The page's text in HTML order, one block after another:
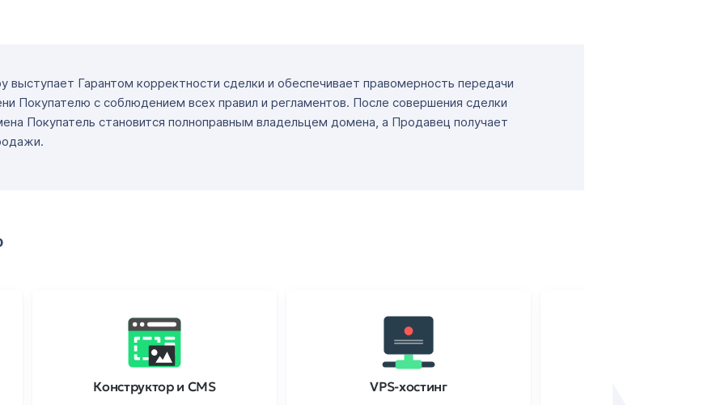
выступает Гарантом корректности сделки и обеспечивает правомерность передачи
Покупателю с соблюдением всех правил и регламентов. После совершения сделки
Покупатель становится полноправным владельцем домена, а Продавец получает
Конструктор и CMS VPS-хостинг